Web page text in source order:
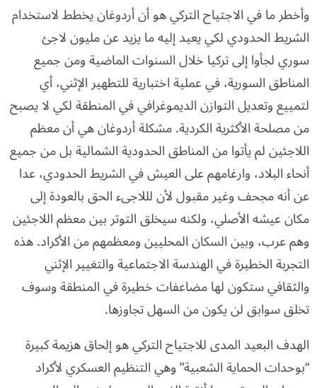
وأخطر ما في الاجتياح التركي هو أن أردوغان يخطط لاستخدام
الشريط الحدودي لكي يعيد إليه ما يزيد عن مليون لاجئ
سوري لجأوا إلى تركيا خلال السنوات الماضية ومن جميع
المناطق السورية، في عملية اختبارية للتطهير الإثني، أي
لتمييع وتعديل التوازن الديموغرافي في المنطقة لكي لا يصبح
من مصلحة الأكثرية الكردية. مشكلة أردوغان هي أن معظم
اللاجئين لم يأتوا من المناطق الحدودية الشمالية بل من جميع
أنحاء البلاد، وارغامهم على العيش في الشريط الحدودي، عدا
عن أنه مجحف وغير مقبول لأن لللاجىء الحق بالعودة إلى
مكان عيشه الأصلي، ولكنه سيخلق التوتر بين معظم اللاجئين
وهم عرب، وبين السكان المحليين ومعظمهم من الأكراد. هذه
التجربة الخطيرة في الهندسة الاجتماعية والتغيير الإثني
والثقافي ستكون لها مضاعفات خطيرة في المنطقة وسوف
تخلق سوابق لن يكون من السهل تجاوزها.
الهدف البعيد المدى للاجتياح التركي هو إلحاق هزيمة كبيرة
“بوحدات الحماية الشعبية” وهي التنظيم العسكري لأكراد